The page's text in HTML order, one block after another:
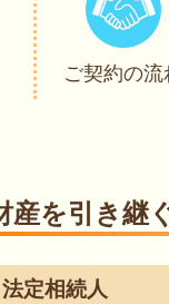
ご契約の流
産を引き継
法定相続人